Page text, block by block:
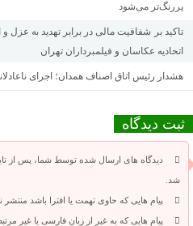
پررنگ‌تر می‌شود
تاکید بر شفافیت مالی در برابر تهدید به
اتحادیه عکاسان و فیلمبرداران تهران
هشدار رئیس اتاق اصناف همدان؛ اجرای
ثبت دیدگاه
دیدگاه های ارسال شده توسط شما، پس از
شد.
پیام هایی که حاوی تهمت یا افترا باشد منتشر
پیام هایی که به غیر از زبان فارسی یا غیر